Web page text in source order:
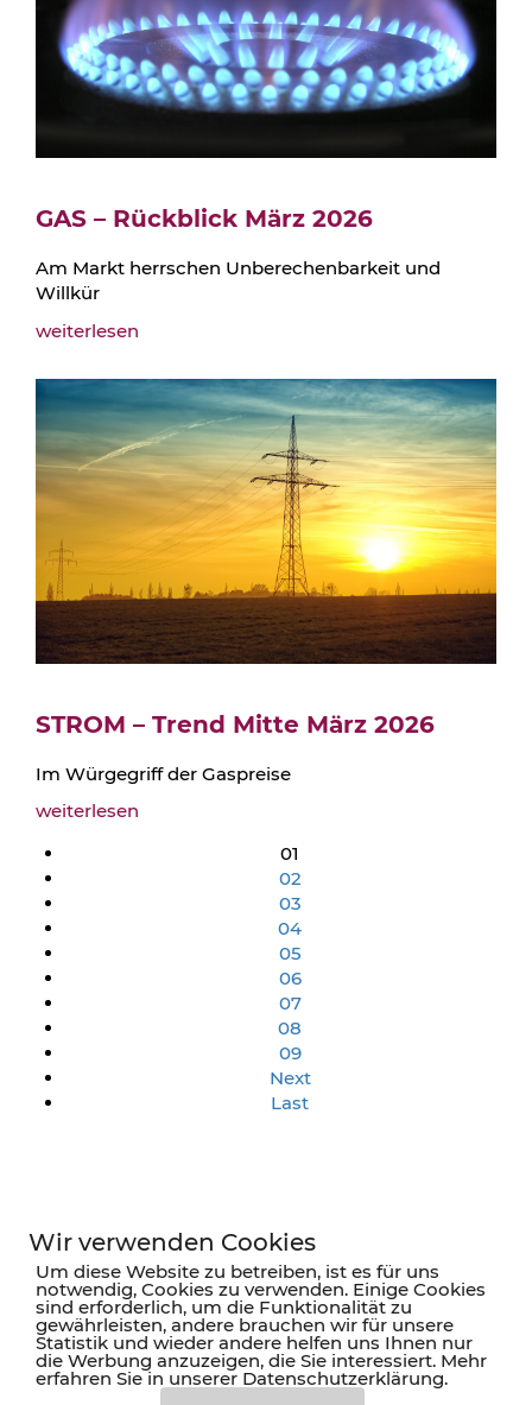
GAS – Rückblick März 2026
Am Markt herrschen Unberechenbarkeit und
Willkür
weiterlesen
STROM – Trend Mitte März 2026
Im Würgegriff der Gaspreise
weiterlesen
01
02
03
04
05
06
07
08
09
Next
Last
KORANIS Purchasing Solutions
Südwestpark 37-41
90449 Nürnberg
Tel. +49 (911) 957 61 61 0
Wir verwenden Cookies
Um diese Website zu betreiben, ist es für uns
notwendig, Cookies zu verwenden. Einige Cookies
sind erforderlich, um die Funktionalität zu
gewährleisten, andere brauchen wir für unsere
Statistik und wieder andere helfen uns Ihnen nur
die Werbung anzuzeigen, die Sie interessiert. Mehr
erfahren Sie in unserer Datenschutzerklärung.